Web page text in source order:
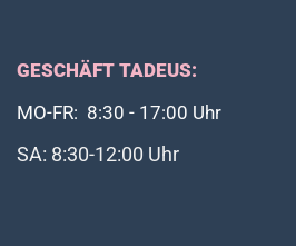
GESCHÄFT TADEUS:
MO-FR: 8:30 - 17:00 Uhr
SA: 8:30-12:00 Uhr